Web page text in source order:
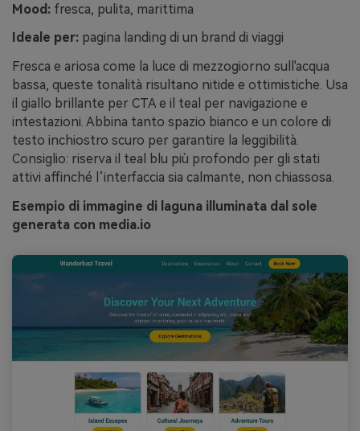
Mood: fresca, pulita, marittima
Ideale per: pagina landing di un brand di viaggi
Fresca e ariosa come la luce di mezzogiorno sull'acqua
bassa, queste tonalità risultano nitide e ottimistiche. Usa
il giallo brillante per CTA e il teal per navigazione e
intestazioni. Abbina tanto spazio bianco e un colore di
testo inchiostro scuro per garantire la leggibilità.
Consiglio: riserva il teal blu più profondo per gli stati
attivi affinché l’interfaccia sia calmante, non chiassosa.
Esempio di immagine di laguna illuminata dal sole
generata con media.io